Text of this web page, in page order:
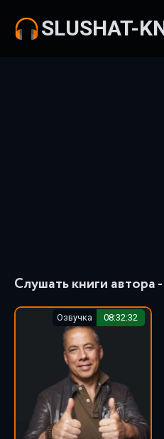
Слушать книги автора -
Озвучка 08:32:32